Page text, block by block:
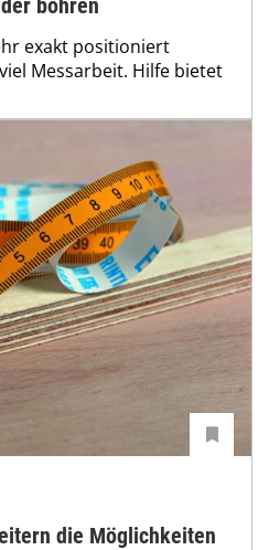
bohren
exakt positioniert
Messarbeit. Hilfe bietet
die Möglichkeiten